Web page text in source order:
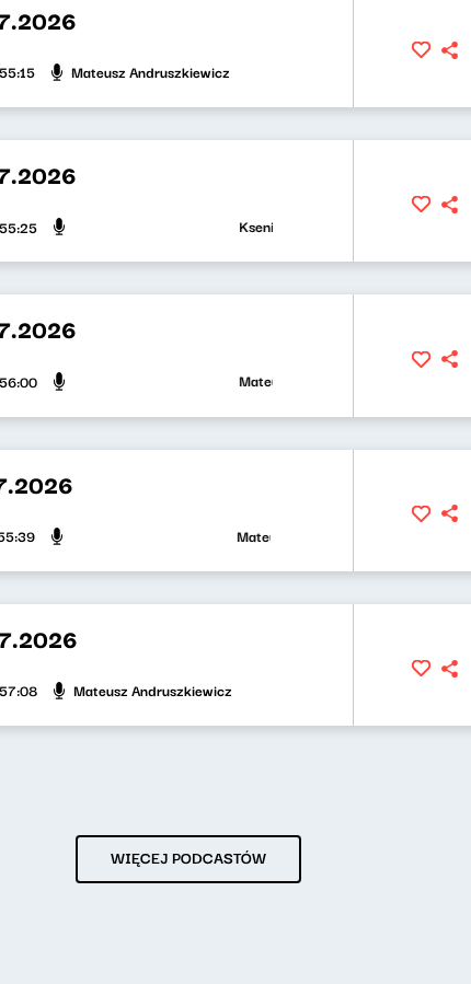
Mateusz Andruszkiewicz
Ksenia Maćczak, Mirosław Oczkoś
Mateusz Andruszkiewicz, Zuzanna Iłenda
Mateusz Andruszkiewicz, Klaudiusz Slezak
Mateusz Andruszkiewicz
WIĘCEJ PODCASTÓW